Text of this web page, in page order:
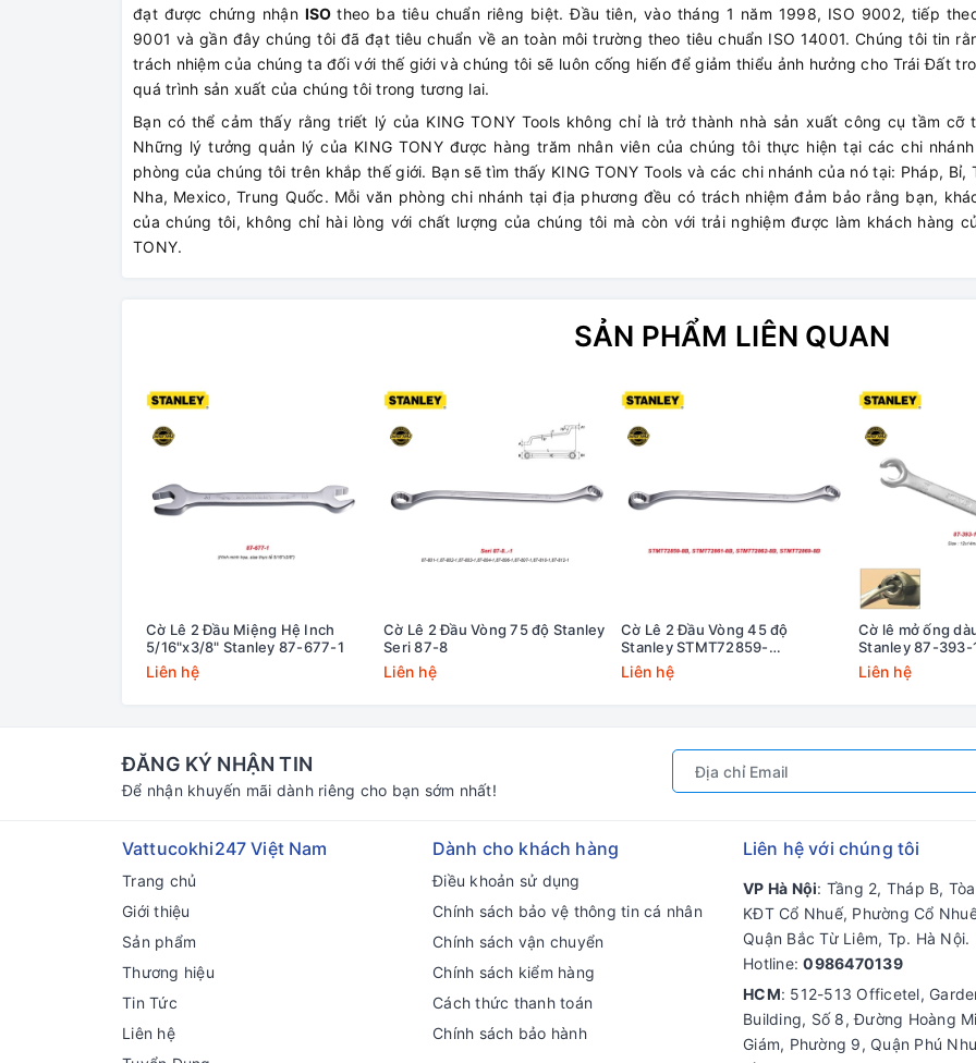
đạt được chứng nhận ISOtheo ba tiêu chuẩn riêng biệt. Đầu tiên, vào tháng 1 năm 1998, ISO 9002, tiếp
9001 và gần đây chúng tôi đã đạt tiêu chuẩn về an toàn môi trường theo tiêu chuẩn ISO 14001. Chúng tôi tin
trách nhiệm của chúng ta đối với thế giới và chúng tôi sẽ luôn cống hiến để giảm thiểu ảnh hưởng cho Trái Đất
quá trình sản xuất của chúng tôi trong tương lai.
Bạn có thể cảm thấy rằng triết lý của KING TONY Tools không chỉ là trở thành nhà sản xuất công cụ tầm cỡ
Những lý tưởng quản lý của KING TONY được hàng trăm nhân viên của chúng tôi thực hiện tại các chi
phòng của chúng tôi trên khắp thế giới. Bạn sẽ tìm thấy KING TONY Tools và các chi nhánh của nó tại: Pháp, Bỉ,
Nha, Mexico, Trung Quốc. Mỗi văn phòng chi nhánh tại địa phương đều có trách nhiệm đảm bảo rằng bạn,
của chúng tôi, không chỉ hài lòng với chất lượng của chúng tôi mà còn với trải nghiệm được làm khách hàng
TONY.
SẢN PHẨM LIÊN QUAN
Cờ Lê 2 Đầu Miệng Hệ Inch
5/16"x3/8" Stanley 87-677-1
Liên hệ
Cờ Lê 2 Đầu Vòng 75 độ Stanley
Seri 87-8
Liên hệ
Cờ Lê 2 Đầu Vòng 45 độ
Stanley STMT72859-
8B,STMT72861-
8B,STMT72862-
Liên hệ
Cờ lê mở ống
Stanley 87-393-
Liên hệ
ĐĂNG KÝ NHẬN TIN
Để nhận khuyến mãi dành riêng cho bạn sớm nhất!
Vattucokhi247 Việt Nam
Trang chủ
Giới thiệu
Sản phẩm
Thương hiệu
Tin Tức
Liên hệ
Dành cho khách hàng
Điều khoản sử dụng
Chính sách bảo vệ thông tin cá nhân
Chính sách vận chuyển
Chính sách kiểm hàng
Cách thức thanh toán
Chính sách bảo hành
Liên hệ với chúng tôi
VP Hà Nội: Tầng 2, Tháp B,
KĐT Cổ Nhuế, Phường Cổ
Quận Bắc Từ Liêm, Tp. Hà Nội.
Hotline:0986470139
HCM: 512-513 Officetel,
Building, Số 8, Đường Hoàng
Giám, Phường 9, Quận Phú